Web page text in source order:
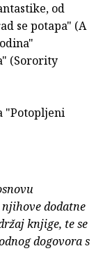
od
se potapa" (A
(Sorority
"Potopljeni
dodatne
knjige, te se
dogovora s